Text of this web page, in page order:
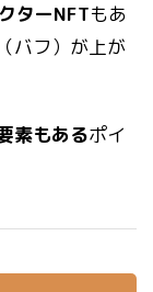
ターNFTもあ
バフ）が上が
素もあるポイ